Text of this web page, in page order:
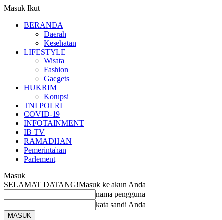
Masuk Ikut
BERANDA
Daerah
Kesehatan
LIFESTYLE
Wisata
Fashion
Gadgets
HUKRIM
Korupsi
TNI POLRI
COVID-19
INFOTAINMENT
IB TV
RAMADHAN
Pemerintahan
Parlement
Masuk
SELAMAT DATANG!Masuk ke akun Anda
nama pengguna
kata sandi Anda